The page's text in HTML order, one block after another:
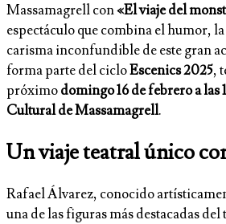
Massamagrell con«El viaje del
espectáculo que combina el humor,
carisma inconfundible de este gran
forma parte del cicloEscenics 2025,
próximodomingo 16 de febrero a las
Cultural de Massamagrell.
Un viaje teatral único
Rafael Álvarez, conocido
una de las figuras más destacadas del